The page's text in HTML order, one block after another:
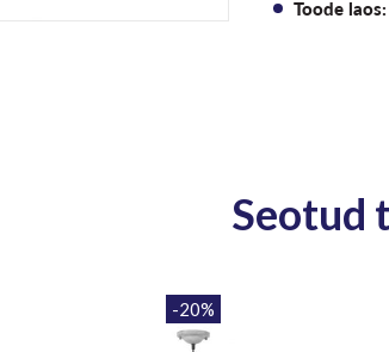
Toode laos:
Seotud
-20%